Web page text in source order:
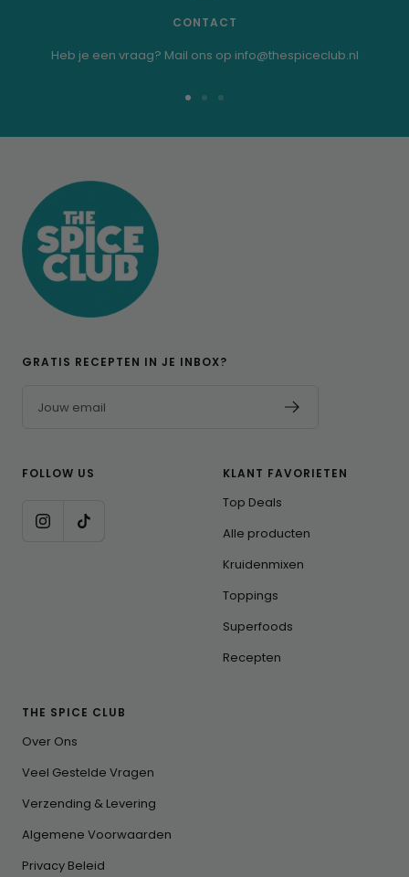
CONTACT
Heb je een vraag? Mail ons op info@thespiceclub.nl
GRATIS RECEPTEN IN JE INBOX?
Jouw email
FOLLOW US KLANT FAVORIETEN
Top Deals
Alle producten
Kruidenmixen
Toppings
Superfoods
Recepten
THE SPICE CLUB
Over Ons
Veel Gestelde Vragen
Verzending & Levering
Algemene Voorwaarden
Privacy Beleid